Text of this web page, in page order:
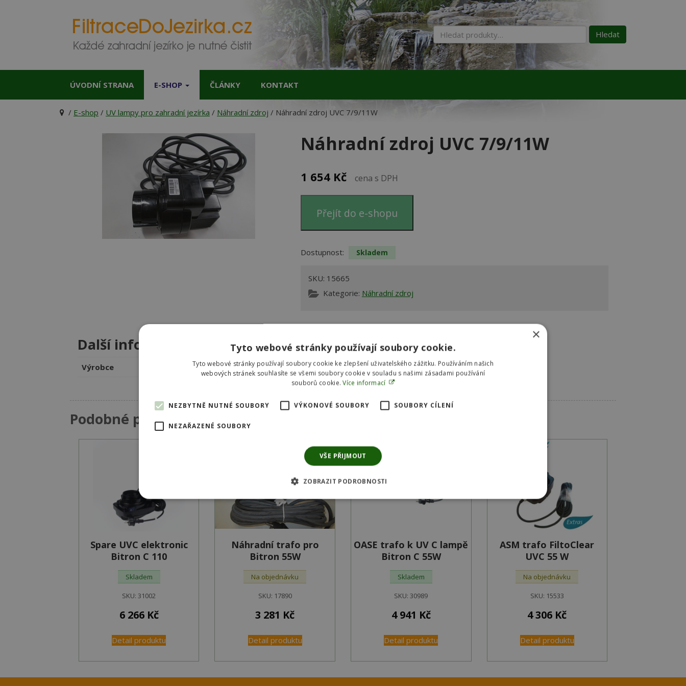
Skip
to
content
Hledat: Hledat
ÚVODNÍ STRANA E-SHOP ČLÁNKY KONTAKT
/ E-shop / UV lampy pro zahradní jezírka / Náhradní zdroj / Náhradní zdroj UVC 7/9/11W
Náhradní zdroj UVC 7/9/11W
1 654 Kč cena s DPH
Přejít do e-shopu
Dostupnost: Skladem
SKU: 15665
Kategorie: Náhradní zdroj
Další informace
Výrobce Oase
Podobné produkty
Spare UVC elektronic
Bitron C 110
Skladem
SKU:31002
6 266 Kč
Detail produktu
Náhradní trafo pro
Bitron 55W
Na objednávku
SKU: 17890
3 281 Kč
Detail produktu
OASE trafo k UV C lampě
Bitron C 55W
Skladem
SKU:30989
4 941 Kč
Detail produktu
ASM trafo FiltoClear
UVC 55 W
Na objednávku
SKU: 15533
4 306 Kč
Detail produktu
×
Tyto webové stránky používají soubory cookie.
Tyto webové stránky používají soubory cookie ke zlepšení uživatelského zážitku. Používáním našich
webových stránek souhlasíte se všemi soubory cookie v souladu s našimi zásadami používání
souborů cookie.Více informací
NEZBYTNĚ NUTNÉ SOUBORY VÝKONOVÉ SOUBORY SOUBORY CÍLENÍ
NEZAŘAZENÉ SOUBORY
VŠE PŘIJMOUT
ZOBRAZIT PODROBNOSTI